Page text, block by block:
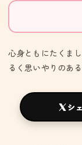
心身ともにたくま
るく思いやりのあ
シ